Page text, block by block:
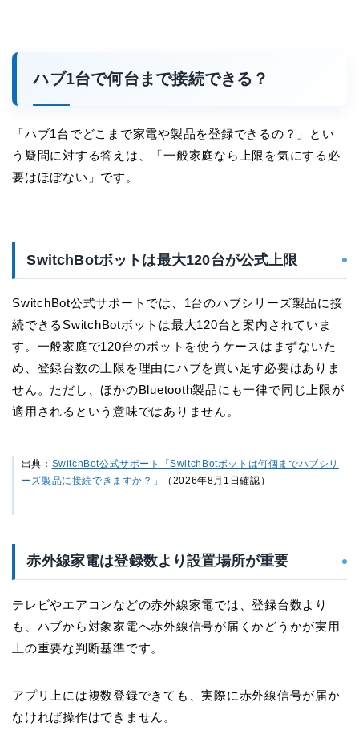
ハブ1台で何台まで接続できる？
「ハブ1台でどこまで家電や製品を登録できるの？」とい
う疑問に対する答えは、「一般家庭なら上限を気にする必
要はほぼない」です。
SwitchBotボットは最大120台が公式上限
SwitchBot公式サポートでは、1台のハブシリーズ製品に接
続できるSwitchBotボットは最大120台と案内されていま
す。一般家庭で120台のボットを使うケースはまずないた
め、登録台数の上限を理由にハブを買い足す必要はありま
せん。ただし、ほかのBluetooth製品にも一律で同じ上限が
適用されるという意味ではありません。
出典： SwitchBot公式サポート「SwitchBotボットは何個までハブシリ
ーズ製品に接続できますか？」
（2026年8月1日確認）
赤外線家電は登録数より設置場所が重要
テレビやエアコンなどの赤外線家電では、登録台数より
も、ハブから対象家電へ赤外線信号が届くかどうかが実用
上の重要な判断基準です。
アプリ上には複数登録できても、実際に赤外線信号が届か
なければ操作はできません。